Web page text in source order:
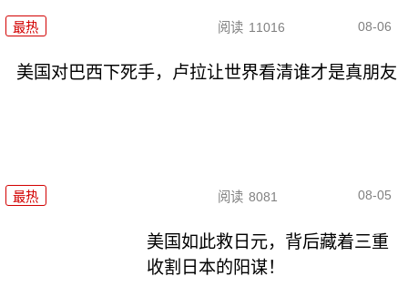
最热 阅读 11016 08-06
美国对巴西下死手，卢拉让世界看清谁才是真朋友
最热 阅读 8081 08-05
美国如此救日元，背后藏着三重
收割日本的阳谋！